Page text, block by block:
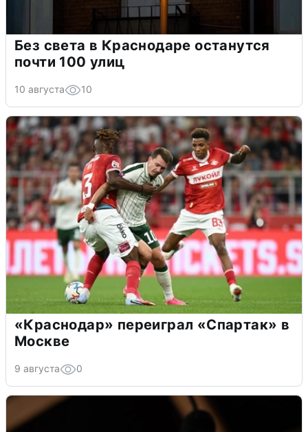
Без света в Краснодаре останутся
почти 100 улиц
10 августа 10
«Краснодар» переиграл «Спартак» в
Москве
9 августа 0